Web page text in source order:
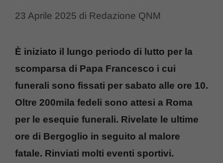
23 Aprile 2025 di Redazione QNM
È iniziato il lungo periodo di lutto per la
scomparsa di Papa Francesco i cui
funerali sono fissati per sabato alle ore 10.
Oltre 200mila fedeli sono attesi a Roma
per le esequie funerali. Rivelate le ultime
ore di Bergoglio in seguito al malore
fatale. Rinviati molti eventi sportivi.